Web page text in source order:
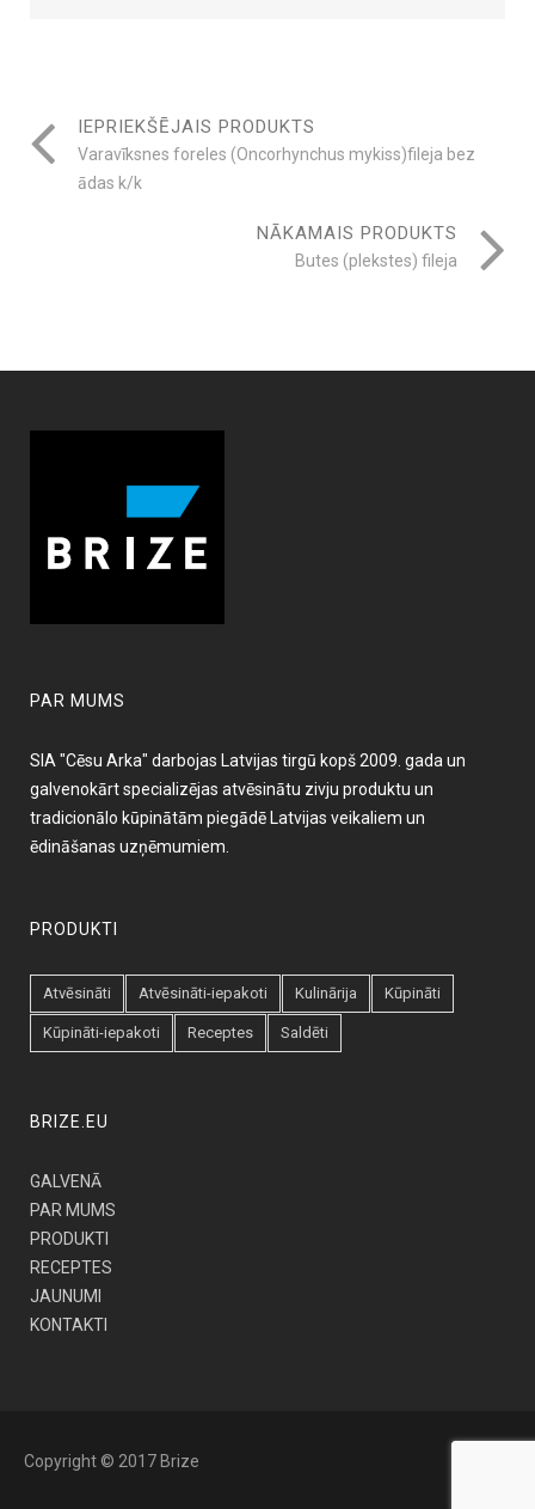
IEPRIEKŠĒJAIS PRODUKTS
Varavīksnes foreles (Oncorhynchus mykiss)fileja bez
ādas k/k
NĀKAMAIS PRODUKTS
Butes (plekstes) fileja
PAR MUMS
SIA "Cēsu Arka" darbojas Latvijas tirgū kopš 2009. gada un
galvenokārt specializējas atvēsinātu zivju produktu un
tradicionālo kūpinātām piegādē Latvijas veikaliem un
ēdināšanas uzņēmumiem.
PRODUKTI
Atvēsināti Atvēsināti-iepakoti Kulinārija Kūpināti
Kūpināti-iepakoti Receptes Saldēti
BRIZE.EU
GALVENĀ
PAR MUMS
PRODUKTI
RECEPTES
JAUNUMI
KONTAKTI
Copyright © 2017 Brize